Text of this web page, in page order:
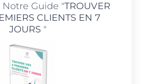
Guide "TROUVER
CLIENTS EN 7
JOURS"